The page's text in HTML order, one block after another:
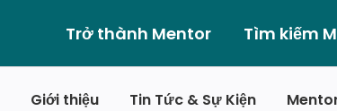
Trở thành Mentor Tìm kiếm
Giới thiệu Tin Tức & Sự Kiện